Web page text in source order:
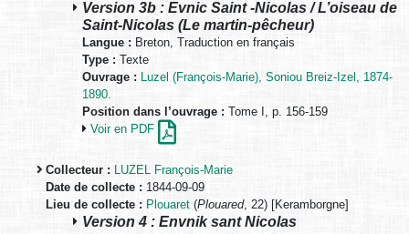
Version 3b : Evnic Saint -Nicolas / L’oiseau de
Saint-Nicolas (Le martin-pêcheur)
Langue : Breton, Traduction en français
Type : Texte
Ouvrage :
Luzel (François-Marie), Soniou Breiz-Izel, 1874-
1890.
Position dans l’ouvrage : Tome I, p. 156-159
Voir en PDF
Collecteur :
LUZEL François-Marie
Date de collecte : 1844-09-09
Lieu de collecte : Plouaret (Plouared, 22) [Keramborgne]
Version 4 : Envnik sant Nicolas